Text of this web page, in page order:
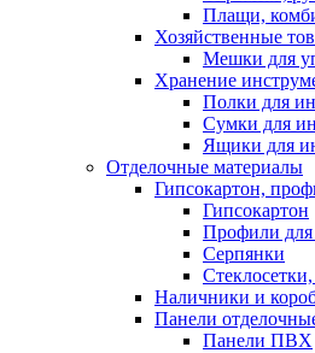
Плащи,
Хозяйственные
Мешки для
Хранение
Полки для
Сумки для
Ящики для
Отделочные материалы
Гипсокартон,
Гипсокартон
Профили для
Серпянки
Наличники и
Панели
Панели ПВХ